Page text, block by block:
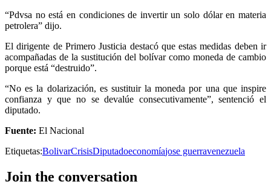
“Pdvsa no está en condiciones de invertir un solo dólar en materia
petrolera” dijo.
El dirigente de Primero Justicia destacó que estas medidas deben ir
acompañadas de la sustitución del bolívar como moneda de cambio
porque está “destruido”.
“No es la dolarización, es sustituir la moneda por una que inspire
confianza y que no se devalúe consecutivamente”, sentenció el
diputado.
Fuente: El Nacional
Etiquetas:BolivarCrisisDiputadoeconomíajose guerravenezuela
Join the conversation